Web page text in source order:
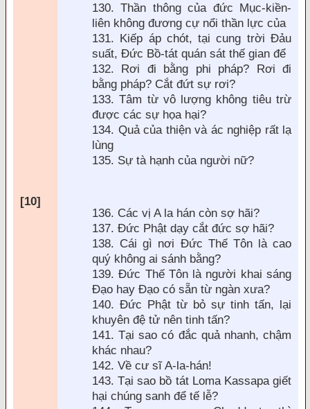
130. Thần thông của đức Mục-kiền-
liên không đương cự nổi thần lực của
131. Kiếp áp chót, tại cung trời Đảu
suất, Đức Bồ-tát quán sát thế gian để
132. Rơi đi bằng phi pháp? Rơi đi
bằng pháp? Cắt đứt sự rơi?
133. Tâm từ vô lượng không tiêu trừ
được các sự họa hại?
134. Quả của thiện và ác nghiệp rất lạ
lùng
135. Sự tà hạnh của người nữ?
[10]
136. Các vị A la hán còn sợ hãi?
137. Đức Phật dạy cắt đức sợ hãi?
138. Cái gì nơi Đức Thế Tôn là cao
quý không ai sánh bằng?
139.Đức Thế Tôn là người khai sáng
Đạo hay Đạo có sẵn từ ngàn xưa?
140. Đức Phật từ bỏ sự tinh tấn, lại
khuyên đệ tử nên tinh tấn?
141. Tại sao có đắc quả nhanh, chậm
khác nhau?
142. Về cư sĩ A-la-hán!
143. Tại sao bồ tát Loma Kassapa giết
hại chúng sanh để tế lễ?